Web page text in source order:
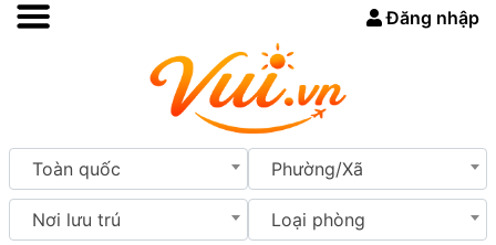
Đăng nhập
Toàn quốc Phường/Xã
Nơi lưu trú Loại phòng